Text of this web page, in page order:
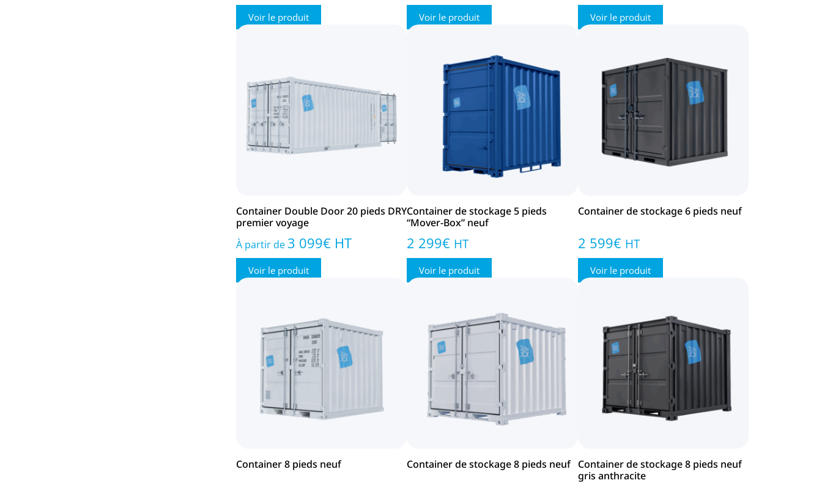
Voir le produit Voir le produit Voir le produit
Container Double Door 20 pieds DRY
premier voyage
À partir de 3 099€ HT
Voir le produit
Container de stockage 5 pieds
“Mover-Box” neuf
2 299€ HT
Voir le produit
Container de stockage 6 pieds neuf
2 599€ HT
Voir le produit
Container 8 pieds neuf Container de stockage 8 pieds neuf Container de stockage 8 pieds neuf
gris anthracite